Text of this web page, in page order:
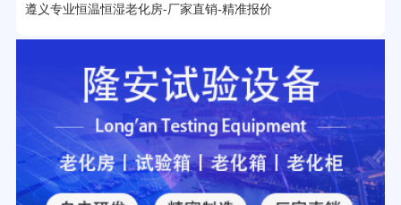
25分钟前用户提问：老化箱和干燥箱区别？
27分钟前用户提问：移动电源老化柜与电池柜的区别？
32分钟前用户提问：氙灯老化试验箱价格多少？
2分钟前用户提问： 大型高温老化房价格多少钱？
遵义专业恒温恒湿老化房-厂家直销-精准报价